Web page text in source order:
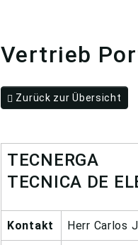
Vertrieb
Zurück zur Übersicht
TECNERGA
TECNICA DE
Kontakt Herr Carlos